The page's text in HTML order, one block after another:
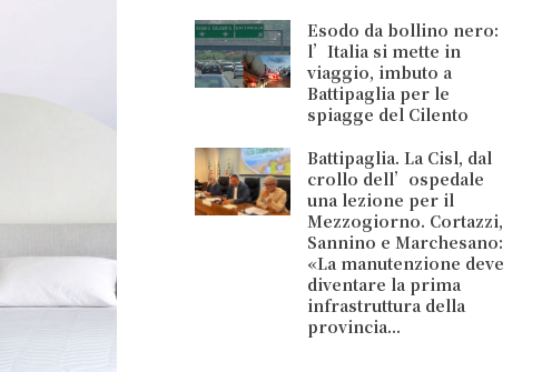
Esodo da bollino nero:
l’Italia si mette in
viaggio, imbuto a
Battipaglia per le
spiagge del Cilento
Battipaglia. La Cisl, dal
crollo dell’ospedale
una lezione per il
Mezzogiorno. Cortazzi,
Sannino e Marchesano:
«La manutenzione deve
diventare la prima
infrastruttura della
provincia...